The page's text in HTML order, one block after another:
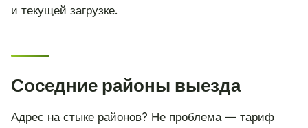
и текущей загрузке.
Соседние районы выезда
Адрес на стыке районов? Не проблема — тариф